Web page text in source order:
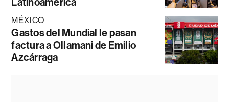
MÉXICO
Gastos del Mundial le pasan
factura a Ollamani de Emilio
Azcárraga